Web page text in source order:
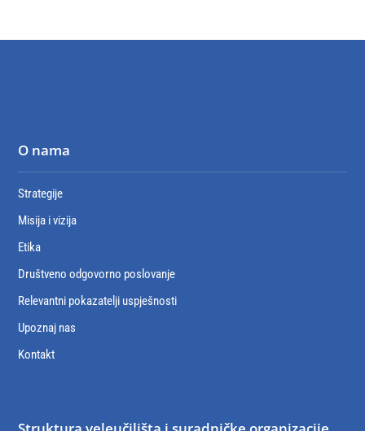
O nama
Strategije
Misija i vizija
Etika
Društveno odgovorno poslovanje
Relevantni pokazatelji uspješnosti
Upoznaj nas
Kontakt